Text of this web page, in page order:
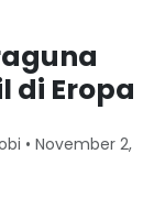
di Eropa
• November 2,